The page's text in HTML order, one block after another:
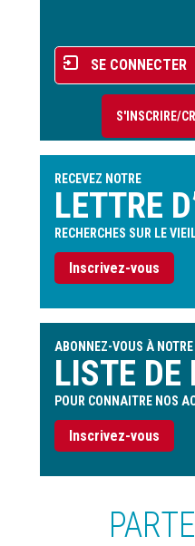
Menu
du
compte
l'utilisateur
SE CONNECTER
S'INSCRIRE/
RECEVEZ NOTRE
LETTRE
RECHERCHES SUR LE
Inscrivez-vous
ABONNEZ-VOUS À NOTRE
LISTE DE
POUR CONNAITRE NOS
Inscrivez-vous